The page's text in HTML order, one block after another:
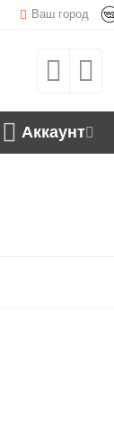
Ваш город
Аккаунт